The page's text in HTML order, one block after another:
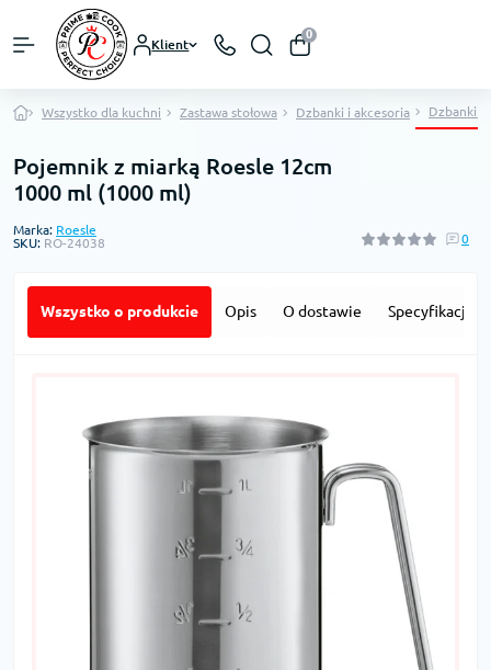
Klient
0
Wszystko dla kuchni Zastawa stołowa Dzbanki i akcesoria Dzbanki z
Pojemnik z miarką Roesle 12cm
1000 ml (1000 ml)
Marka: Roesle
SKU: RO-24038 0
Wszystko o produkcie Opis O dostawie Specyfikacja